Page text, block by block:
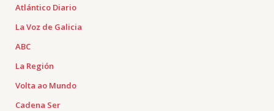
Atlántico Diario
La Voz de Galicia
ABC
La Región
Volta ao Mundo
Cadena Ser